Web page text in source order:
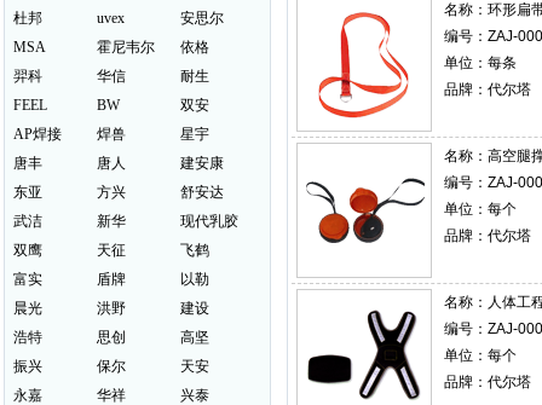
杜邦
uvex
安思尔
MSA
霍尼韦尔
依格
羿科
华信
耐生
FEEL
BW
双安
AP焊接
焊兽
星宇
唐丰
唐人
建安康
东亚
方兴
舒安达
武洁
新华
现代乳胶
双鹰
天征
飞鹤
富实
盾牌
以勒
晨光
洪野
建设
浩特
思创
高坚
振兴
保尔
天安
永嘉
华祥
兴泰
名称： 环形扁
编号：ZAJ-
单位：每条
品牌：代尔塔
名称： 高空腿
编号：ZAJ-
单位：每个
品牌：代尔塔
名称： 人体工
编号：ZAJ-
单位：每个
品牌：代尔塔